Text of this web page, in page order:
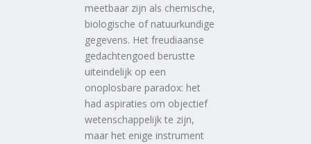
meetbaar zijn als chemische,
biologische of natuurkundige
gegevens. Het freudiaanse
gedachtengoed berustte
uiteindelijk op een
onoplosbare paradox: het
had aspiraties om objectief
wetenschappelijk te zijn,
maar het enige instrument